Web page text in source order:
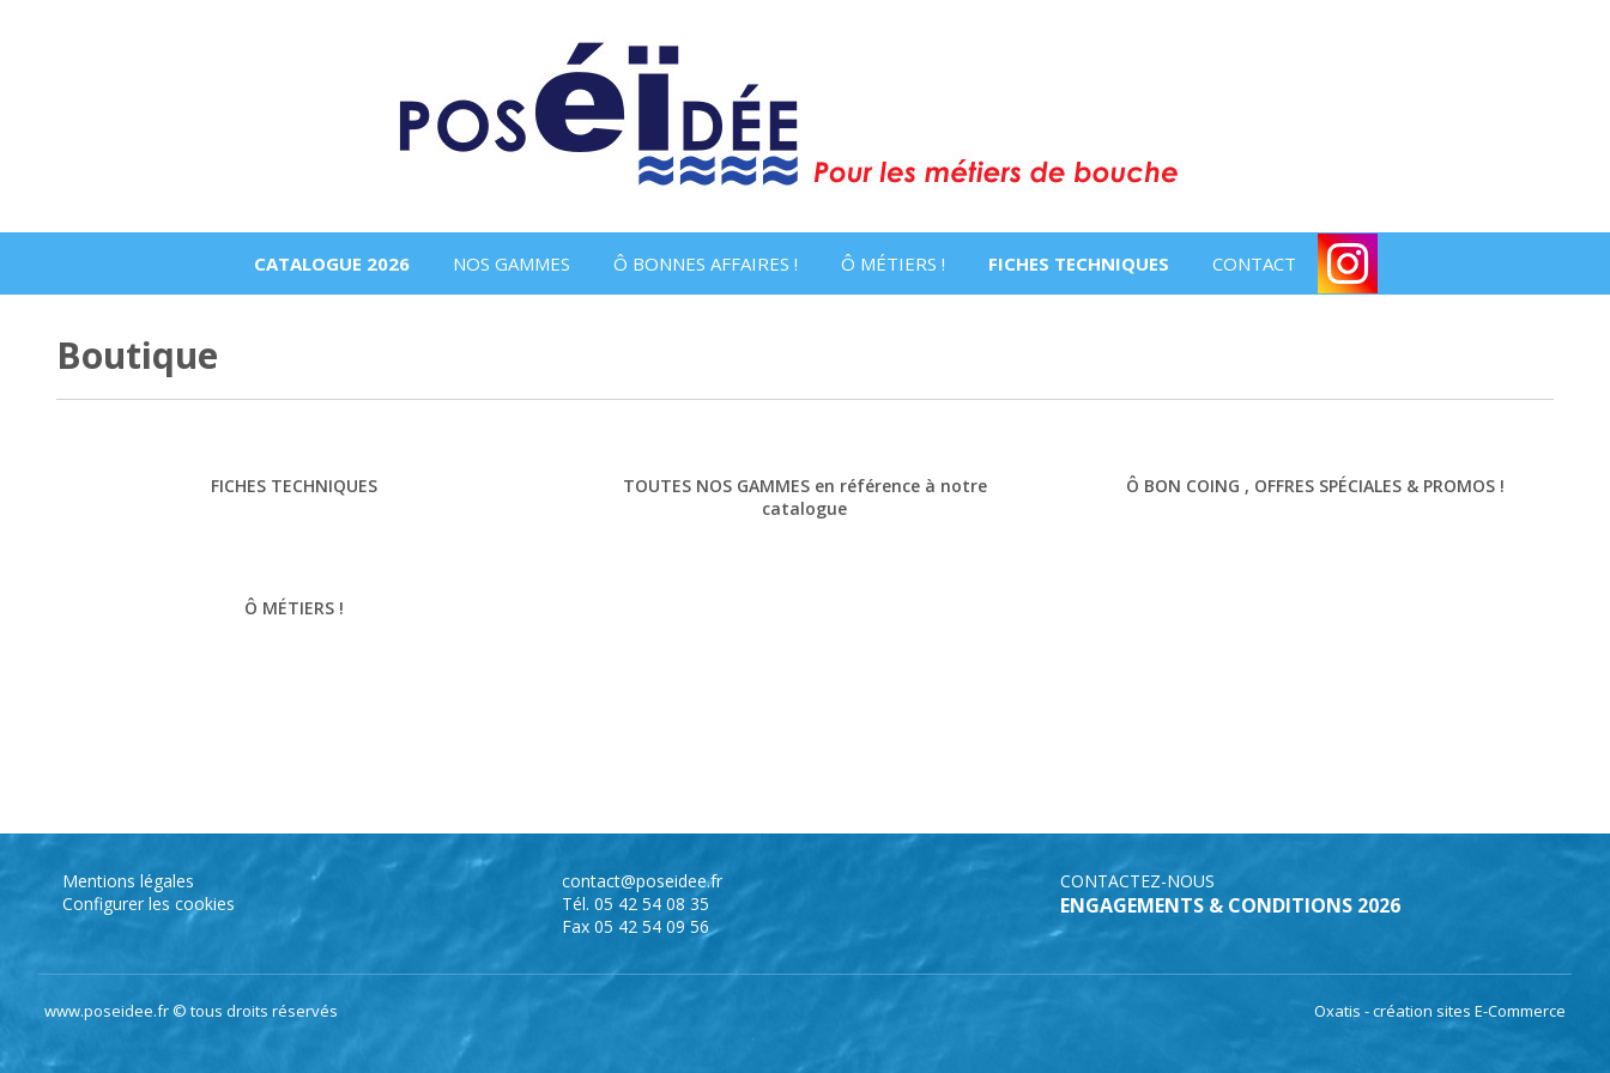
CATALOGUE 2026 NOS GAMMES Ô BONNES AFFAIRES ! Ô MÉTIERS ! FICHES TECHNIQUES CONTACT
Boutique
FICHES TECHNIQUES
TOUTES NOS GAMMES en référence à notre
catalogue
Ô BON COING , OFFRES SPÉCIALES & PROMOS !
Ô MÉTIERS !
Mentions légales
Configurer les cookies
contact@poseidee.fr
Tél. 05 42 54 08 35
Fax 05 42 54 09 56
CONTACTEZ-NOUS
ENGAGEMENTS & CONDITIONS 2026
www.poseidee.fr © tous droits réservés Oxatis - création sites E-Commerce